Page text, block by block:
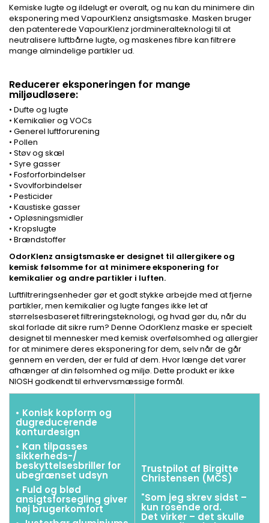
Kemiske lugte og ildelugt er overalt, og nu kan du minimere din
eksponering med VapourKlenz ansigtsmaske. Masken bruger
den patenterede VapourKlenz jordmineralteknologi til at
neutralisere luftbårne lugte, og maskenes fibre kan filtrere
mange almindelige partikler ud.
Reducerer eksponeringen for mange
miljøudløsere:
• Dufte og lugte
• Kemikalier og VOCs
• Generel luftforurening
• Pollen
• Støv og skæl
• Syre gasser
• Fosforforbindelser
• Svovlforbindelser
• Pesticider
• Kaustiske gasser
• Opløsningsmidler
• Kropslugte
• Brændstoffer
OdorKlenz ansigtsmaske er designet til allergikere og
kemisk følsomme for at minimere eksponering for
kemikalier og andre partikler i luften.
Luftfiltreringsenheder gør et godt stykke arbejde med at fjerne
partikler, men kemikalier og lugte fanges ikke let af
størrelsesbaseret filtreringsteknologi, og hvad gør du, når du
skal forlade dit sikre rum? Denne OdorKlenz maske er specielt
designet til mennesker med kemisk overfølsomhed og allergier
for at minimere deres eksponering for dem, selv når de går
gennem en verden, der er fuld af dem. Hvor længe det varer
afhænger af din følsomhed og miljø. Dette produkt er ikke
NIOSH godkendt til erhvervsmæssige formål.
• Konisk kopform og
dugreducerende
konturdesign
• Kan tilpasses
sikkerheds-/
beskyttelsesbriller for
ubegrænset udsyn
• Fuld og blød
ansigtsforsegling giver
høj brugerkomfort
Trustpilot af Birgitte
Christensen (MCS)
"Som jeg skrev sidst –
kun rosende ord.
Det virker – det skulle